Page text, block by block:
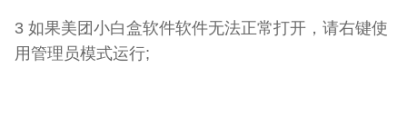
3 如果美团小白盒软件软件无法正常打开，请右键使
用管理员模式运行;